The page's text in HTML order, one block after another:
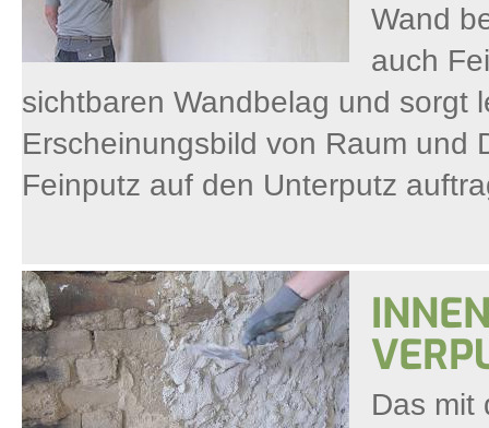
Wand
auch
sichtbaren Wandbelag und sorgt
Erscheinungsbild von Raum und
Feinputz auf den Unterputz
Das mit